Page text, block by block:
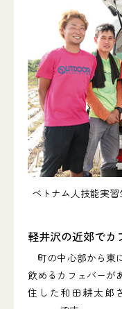
ベトナム人技能実
軽井沢の近郊でカ
町の中心部から東
飲めるカフェバーが
住した和田耕太郎